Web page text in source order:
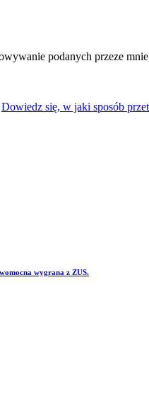
podanych przeze
Dowiedz się, w jaki sposób
wygrana z ZUS.